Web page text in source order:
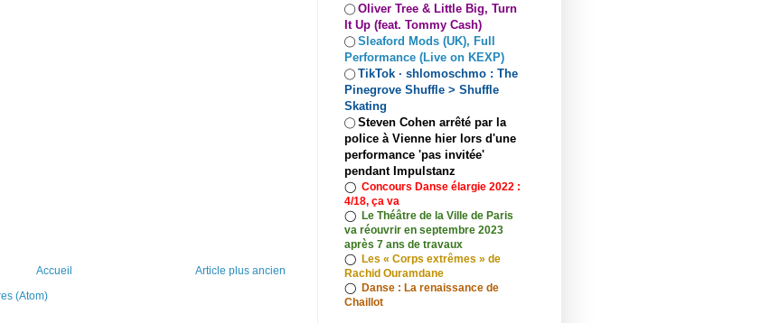
Article plus ancien
Accueil
(Atom)
◯ Oliver Tree & Little Big, Turn
It Up (feat. Tommy Cash)
◯ Sleaford Mods (UK), Full
Performance (Live on KEXP)
◯ TikTok · shlomoschmo : The
Pinegrove Shuffle > Shuffle
Skating
◯ Steven Cohen arrêté par la
police à Vienne hier lors d'une
performance 'pas invitée'
pendant Impulstanz
◯ Concours Danse élargie 2022 :
4/18, ça va
◯ Le Théâtre de la Ville de Paris
va réouvrir en septembre 2023
après 7 ans de travaux
◯ Les « Corps extrêmes » de
Rachid Ouramdane
◯ Danse : La renaissance de
Chaillot